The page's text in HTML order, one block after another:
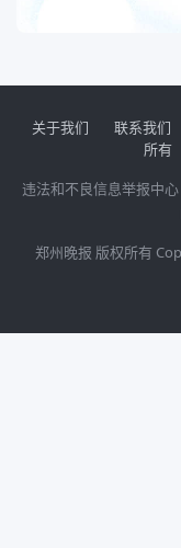
关于我们 联系我们
所有
违法和不良信息举报中心
郑州晚报 版权所有